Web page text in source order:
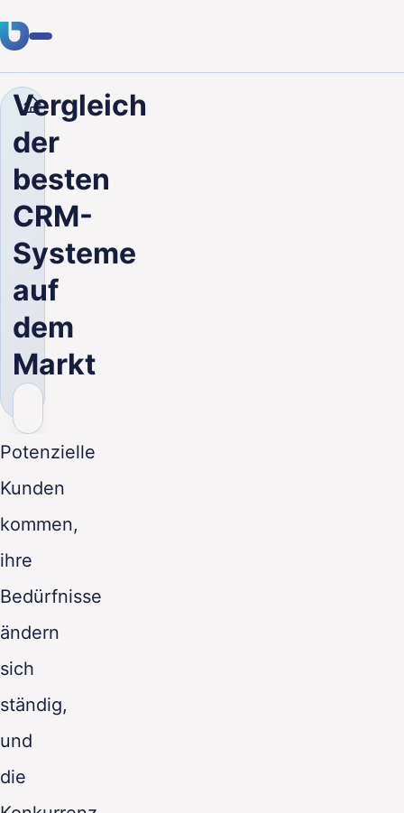
Fachwissen
Kunden
Branchen
Karriere
Unternehmen
Vergleich
der
besten
CRM-
Systeme
auf
dem
Markt
Potenzielle
Kunden
kommen,
ihre
Bedürfnisse
ändern
sich
ständig,
und
die